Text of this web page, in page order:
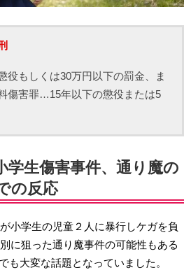
もしくは30万円以下の罰金、ま
傷害罪…15年以下の懲役または5
学生傷害事件、通り魔の
の反応
小学生の児童２人に暴行しケガを負
に狙った通り魔事件の可能性もある
も大変な話題となっていました。